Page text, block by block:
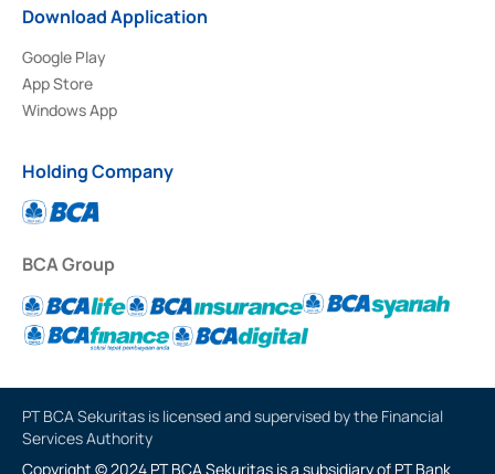
Download Application
Google Play
App Store
Windows App
Holding Company
BCA Group
PT BCA Sekuritas is licensed and supervised by the Financial
Services Authority
Copyright © 2024 PT BCA Sekuritas is a subsidiary of PT Bank